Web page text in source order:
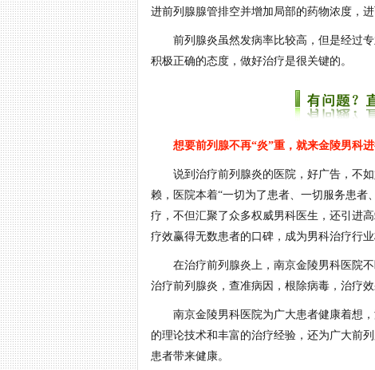
进前列腺腺管排空并增加局部的药物浓度，
前列腺炎虽然发病率比较高，但是经过专
积极正确的态度，做好治疗是很关键的。
想要前列腺不再“炎”重，就来金陵男科进
说到治疗前列腺炎的医院，好广告，不如
赖，医院本着“一切为了患者、一切服务患
疗，不但汇聚了众多权威男科医生，还引进
疗效赢得无数患者的口碑，成为男科治疗行
在治疗前列腺炎上，南京金陵男科医院不
治疗前列腺炎，查准病因，根除病毒，治疗
南京金陵男科医院为广大患者健康着想，
的理论技术和丰富的治疗经验，还为广大前
患者带来健康。